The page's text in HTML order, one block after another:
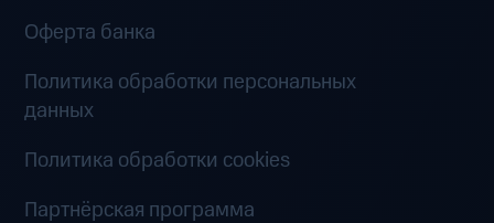
Оферта банка
Политика обработки персональных
данных
Политика обработки cookies
Партнёрская программа